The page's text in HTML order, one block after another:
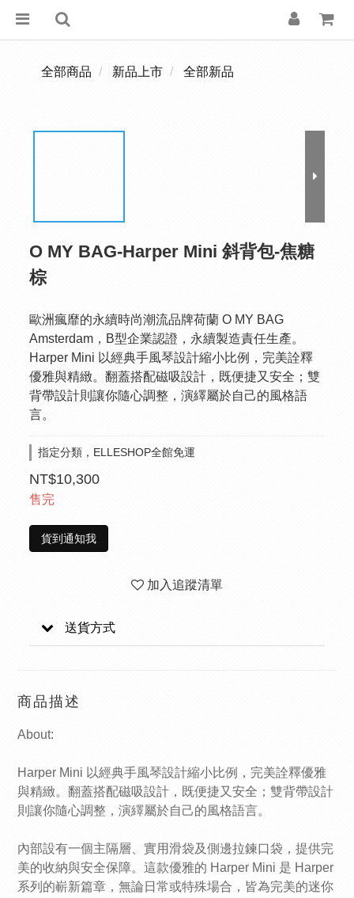
全部商品 新品上市 全部新品
O MY BAG-Harper Mini 斜背包-焦糖
棕
歐洲瘋靡的永續時尚潮流品牌荷蘭 O MY BAG
Amsterdam，B型企業認證，永續製造責任生產。
Harper Mini 以經典手風琴設計縮小比例，完美詮釋
優雅與精緻。翻蓋搭配磁吸設計，既便捷又安全；雙
背帶設計則讓你隨心調整，演繹屬於自己的風格語
言。
指定分類，ELLESHOP全館免運
NT$10,300
售完
貨到通知我
加入追蹤清單
送貨方式
商品描述
About:
Harper Mini 以經典手風琴設計縮小比例，完美詮釋優雅
與精緻。翻蓋搭配磁吸設計，既便捷又安全；雙背帶設計
則讓你隨心調整，演繹屬於自己的風格語言。
內部設有一個主隔層、實用滑袋及側邊拉鍊口袋，提供完
美的收納與安全保障。這款優雅的 Harper Mini 是 Harper
系列的嶄新篇章，無論日常或特殊場合，皆為完美的迷你